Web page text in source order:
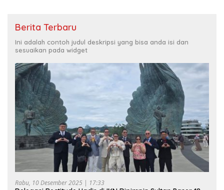
Berita Terbaru
Ini adalah contoh judul deskripsi yang bisa anda isi dan
sesuaikan pada widget
Rabu, 10 Desember 2025 | 17:33